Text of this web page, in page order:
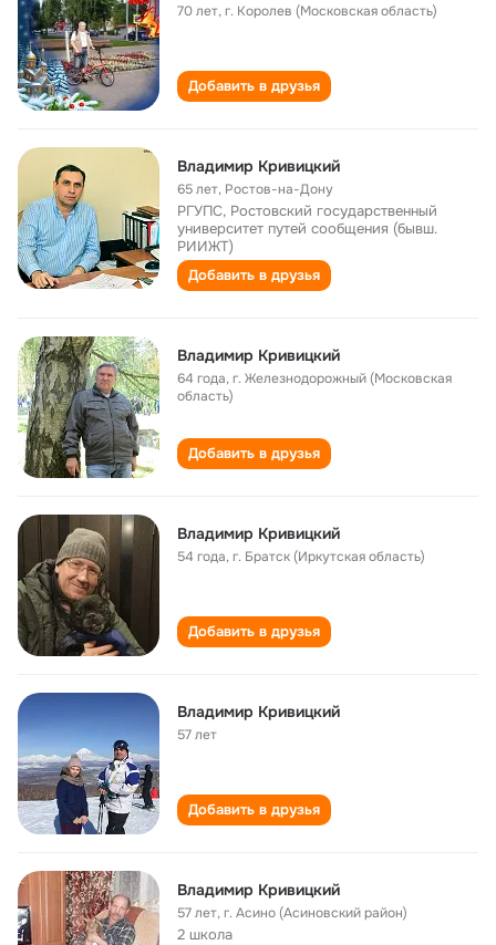
70 лет,г. Королев (Московская область)
Добавить в друзья
Владимир Кривицкий
65 лет, Ростов-на-Дону
РГУПС, Ростовский государственный
университет путей сообщения (бывш.
РИИЖТ)
Добавить в друзья
Владимир Кривицкий
64 года,г. Железнодорожный (Московская
область)
Добавить в друзья
Владимир Кривицкий
54 года,г. Братск (Иркутская область)
Добавить в друзья
Владимир Кривицкий
57 лет
Добавить в друзья
Владимир Кривицкий
57 лет,г. Асино (Асиновский район)
2 школа